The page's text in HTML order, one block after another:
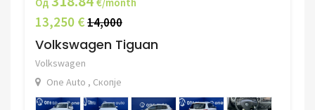
13,250 €14,000
Volkswagen Tiguan
Volkswagen
One Auto , Скопје